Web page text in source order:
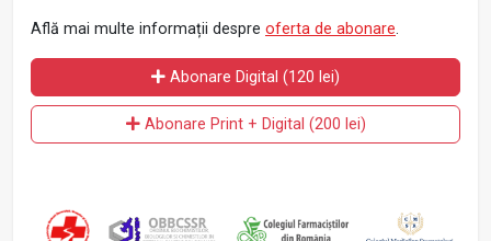
Află mai multe informații despre oferta de abonare.
Abonare Digital (120 lei)
Abonare Print + Digital (200 lei)